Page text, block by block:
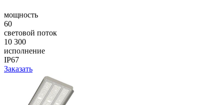
мощность
60
световой поток
10 300
исполнение
IP67
Заказать